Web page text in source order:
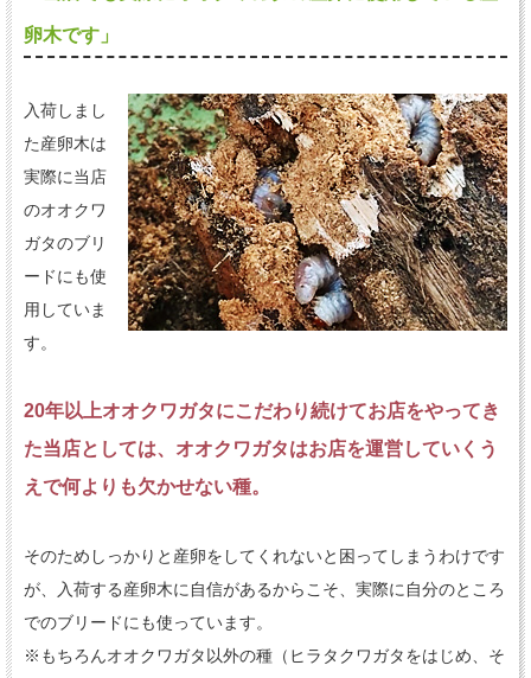
卵木です」
入荷しまし
た産卵木は
実際に当店
のオオクワ
ガタのブリ
ードにも使
用していま
す。
20年以上オオクワガタにこだわり続けてお店をやってき
た当店としては、オオクワガタはお店を運営していくう
えで何よりも欠かせない種。
そのためしっかりと産卵をしてくれないと困ってしまうわけです
が、入荷する産卵木に自信があるからこそ、実際に自分のところ
でのブリードにも使っています。
※もちろんオオクワガタ以外の種（ヒラタクワガタをはじめ、そ